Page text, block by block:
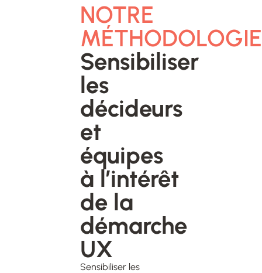
NOTRE
Sensibiliser
les
décideurs
et
équipes
à l’intérêt
de la
démarche
UX
Sensibiliser les